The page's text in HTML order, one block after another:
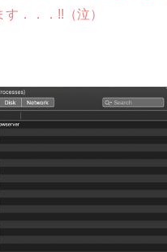
．．．!!（泣）